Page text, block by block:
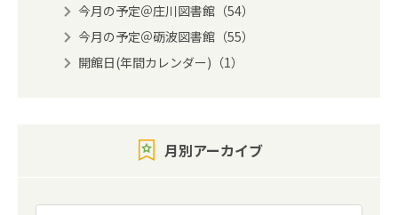
今月の予定＠庄川図書館（54）
今月の予定＠砺波図書館（55）
開館日(年間カレンダー)（1）
月別アーカイブ